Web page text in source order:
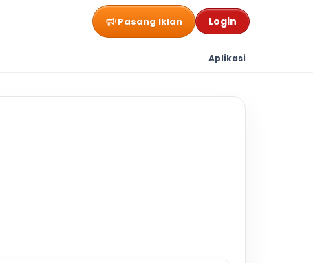
Pasang Iklan Login
Aplikasi